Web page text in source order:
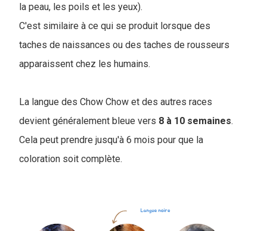
la peau, les poils et les yeux).
C'est similaire à ce qui se produit lorsque des
taches de naissances ou des taches de rousseurs
apparaissent chez les humains.
La langue des Chow Chow et des autres races
devient généralement bleue vers 8 à 10 semaines.
Cela peut prendre jusqu'à 6 mois pour que la
coloration soit complète.